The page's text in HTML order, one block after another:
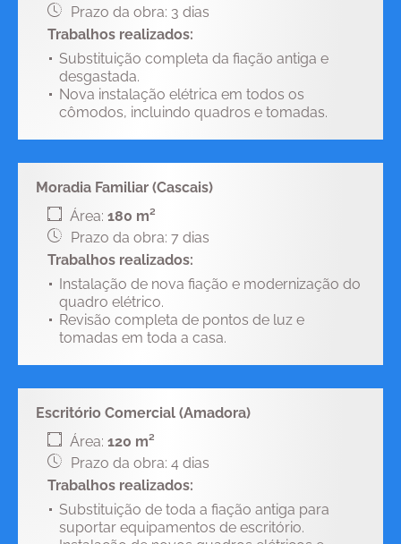
Prazo da obra: 3 dias
Trabalhos realizados:
Substituição completa da fiação antiga e
desgastada.
Nova instalação elétrica em todos os
cômodos, incluindo quadros e tomadas.
Moradia Familiar (Cascais)
Área: 180 m²
Prazo da obra: 7 dias
Trabalhos realizados:
Instalação de nova fiação e modernização do
quadro elétrico.
Revisão completa de pontos de luz e
tomadas em toda a casa.
Escritório Comercial (Amadora)
Área: 120 m²
Prazo da obra: 4 dias
Trabalhos realizados:
Substituição de toda a fiação antiga para
suportar equipamentos de escritório.